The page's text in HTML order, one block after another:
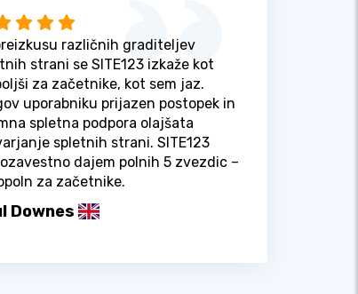
različnih graditeljev
strani se SITE123 izkaže kot
za začetnike, kot sem jaz.
uporabniku prijazen postopek in
spletna podpora olajšata
spletnih strani. SITE123
dajem polnih 5 zvezdic –
za začetnike.
Downes